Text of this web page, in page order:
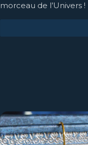
morceau de l’Univers !